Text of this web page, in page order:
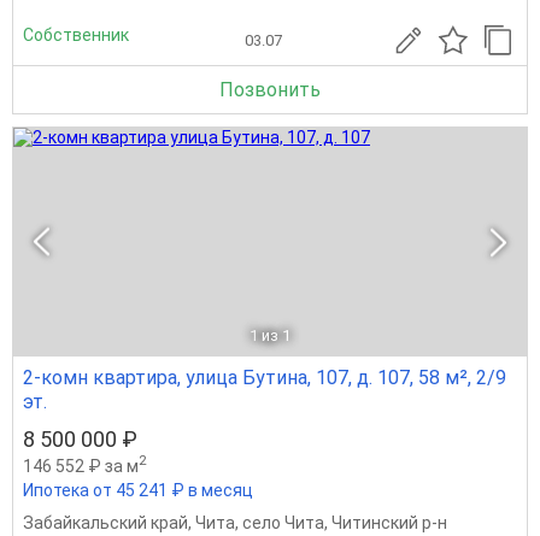
Собственник 03.07
Позвонить
1 из 1
2-комн квартира, улица Бутина, 107, д. 107, 58 м², 2/9
эт.
8 500 000 ₽
146 552 ₽ за м2
Ипотека от 45 241 ₽ в месяц
Забайкальский край, Чита, село Чита, Читинский р-н